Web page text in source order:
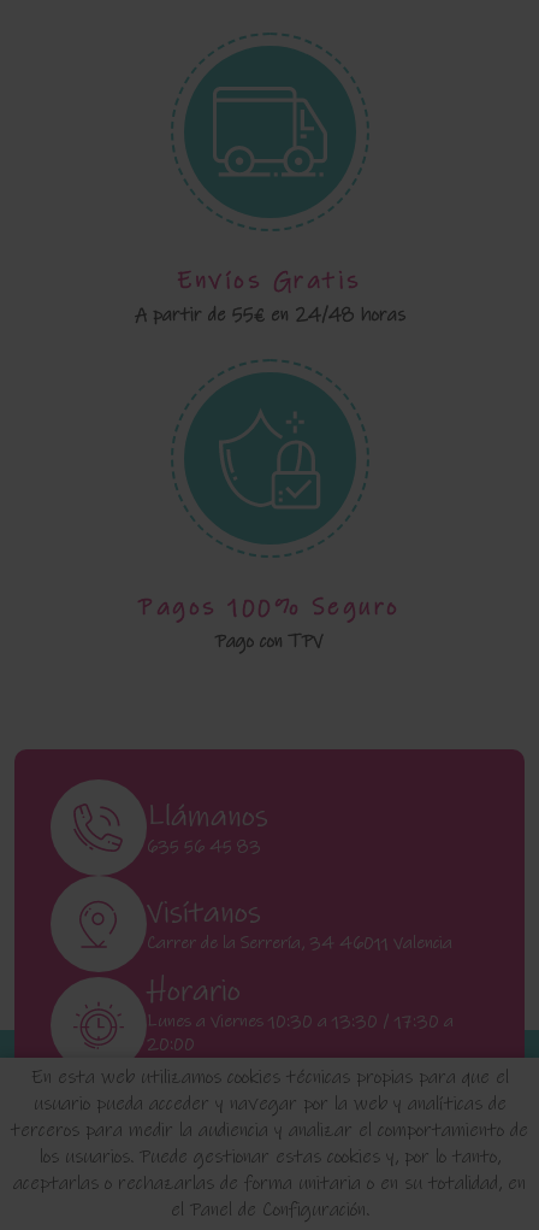
Envíos Gratis
A partir de 55€ en 24/48 horas
Pagos 100% Seguro
Pago con TPV
En esta web utilizamos cookies técnicas propias para que el
usuario pueda acceder y navegar por la web y analíticas de
terceros para medir la audiencia y analizar el comportamiento de
los usuarios. Puede gestionar estas cookies y, por lo tanto,
aceptarlas o rechazarlas de forma unitaria o en su totalidad, en
el Panel de Configuración.
Llámanos
635 56 45 83
Visítanos
Carrer de la Serrería, 34 46011 Valencia
Horario
Lunes a Viernes 10:30 a 13:30 / 17:30 a
20:00
Sábados 11:00 a 13:00
INICIO QUIENES SOMOS FAQ'S
Política de Privacidad de Datos